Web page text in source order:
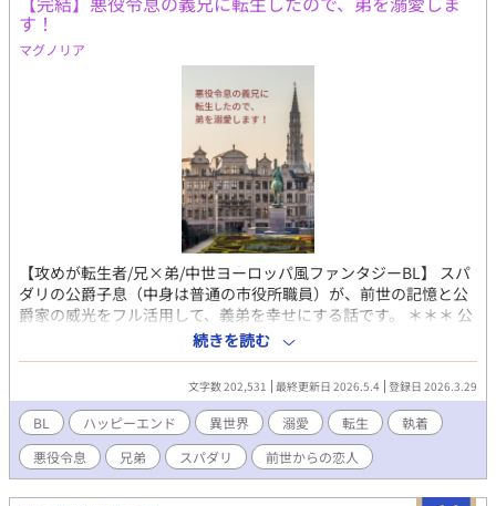
す！
マグノリア
【攻めが転生者/兄×弟/中世ヨーロッパ風ファンタジーBL】 スパ
ダリの公爵子息（中身は普通の市役所職員）が、前世の記憶と公
爵家の威光をフル活用して、義弟を幸せにする話です。 ＊＊＊ 公
爵家嫡男ルシフェルは、宮廷パーティーの最中に、前世の記憶を
取り戻した。 目の前では、義弟のウリエルが第二王子から婚約破
棄を言い渡されている。 第二王子に寄り添う男爵令嬢は乙女ゲー
ムの転生者だし、令嬢の養父は賭博場の誘致をもくろんで悪だく
みをしているらしい。 ルシフェルは義弟の名誉回復のため奮起す
るが、同じ頃、国を揺るがす大事件が勃発。 王太子と共に事件解
決に乗り出したルシフェルのもとへ、ウリエルと第二王子が失踪
したとの一報が飛び込んできて――！ 民を守るため、やるときは
続きを読む
文字数 202,531 最終更新日 2026.5.4 登録日 2026.3.29
BL ハッピーエンド 異世界 溺愛 転生
執着
悪役令息
兄弟 スパダリ 前世からの恋人